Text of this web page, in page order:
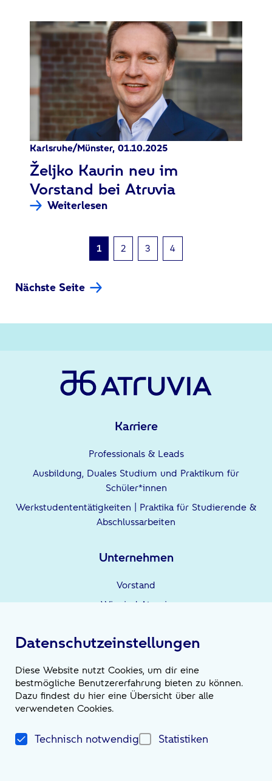
Datenschutzeinstellungen
Diese Website nutzt Cookies, um dir eine
bestmögliche Benutzererfahrung bieten zu können.
Dazu findest du hier eine Übersicht über alle
verwendeten Cookies.
Technisch notwendig Statistiken
Karlsruhe/Münster, 01.10.2025
:
Željko Kaurin neu im
Vorstand bei Atruvia
Weiterlesen
1 2 3 4
Nächste Seite
Karriere
Professionals & Leads
Ausbildung, Duales Studium und Praktikum für
Schüler*innen
Werkstudententätigkeiten | Praktika für Studierende &
Abschlussarbeiten
Unternehmen
Vorstand
Wir sind Atruvia
Wir sind die Möglichmacher*innen